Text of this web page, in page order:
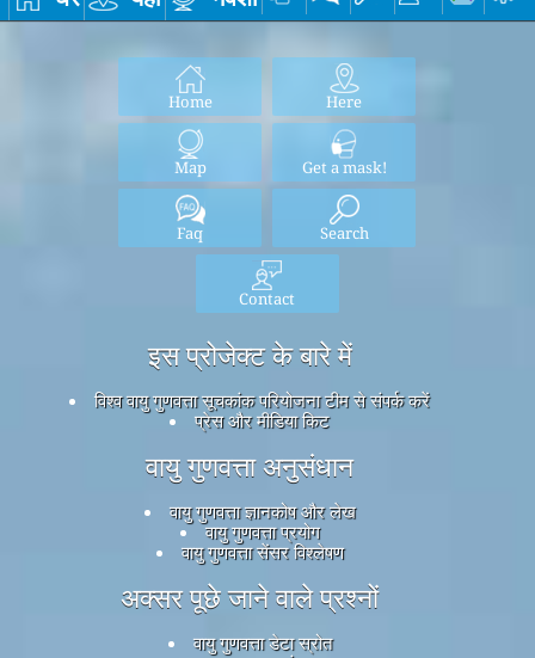
Home Here
Map Get a mask!
Faq Search
Contact
इस प्रोजेक्ट के बारे में
विश्व वायु गुणवत्ता सूचकांक परियोजना टीम से संपर्क करें
प्रेस और मीडिया किट
वायु गुणवत्ता अनुसंधान
वायु गुणवत्ता ज्ञानकोष और लेख
वायु गुणवत्ता प्रयोग
वायु गुणवत्ता सेंसर विश्लेषण
अक्सर पूछे जाने वाले प्रश्नों
वायु गुणवत्ता डेटा स्रोत